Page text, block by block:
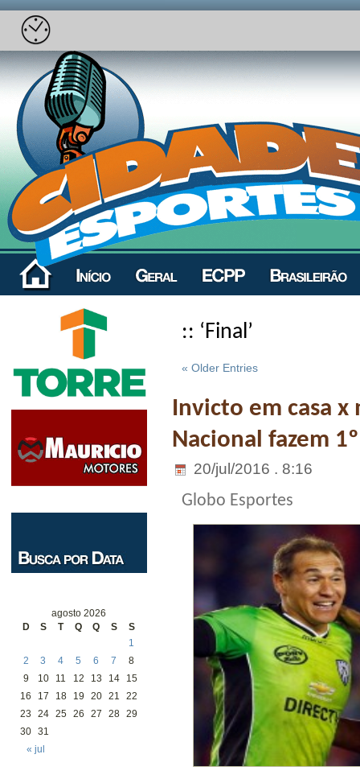
agosto 2026
D
S T Q Q S S
« jul
1
2
3 4 5 6 7
8
9
10 11 12 13 14
15
16
17 18 19 20 21
22
23
24 25 26 27 28 29
30 31
:: ‘Final’
« Older Entries
Invicto em casa
Nacional fazem
20/jul/2016 . 8:16
Globo Esportes